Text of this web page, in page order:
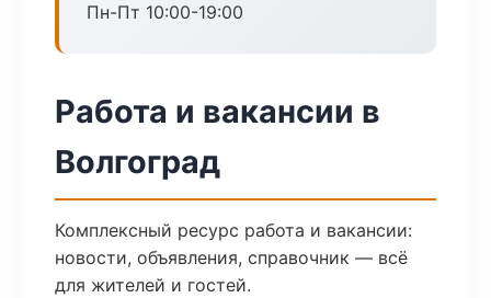
Пн-Пт 10:00-19:00
Работа и вакансии в
Волгоград
Комплексный ресурс работа и вакансии:
новости, объявления, справочник — всё
для жителей и гостей.